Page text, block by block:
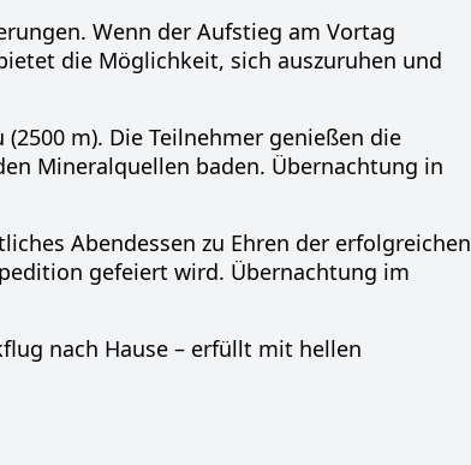
Wenn der Aufstieg am Vortag
die Möglichkeit, sich auszuruhen und
m). Die Teilnehmer genießen die
Mineralquellen baden. Übernachtung in
Abendessen zu Ehren der erfolgreichen
gefeiert wird. Übernachtung im
nach Hause – erfüllt mit hellen